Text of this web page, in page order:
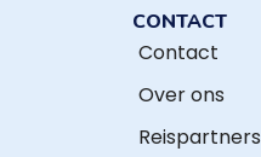
CONTACT
Contact
Over ons
Reispartners